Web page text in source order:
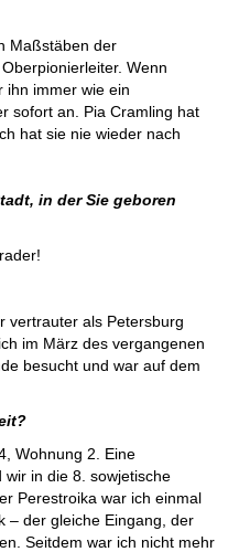
Maßstäben der
Wenn
ihn immer wie ein
sofort an. Pia Cramling hat
hat sie nie wieder nach
in der Sie geboren
vertrauter als Petersburg
im März des vergangenen
besucht und war auf dem
Wohnung 2. Eine
wir in die 8. sowjetische
Perestroika war ich einmal
– der gleiche Eingang, der
Seitdem war ich nicht mehr